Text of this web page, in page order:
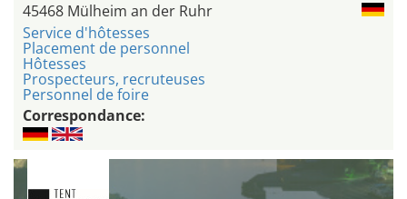
45468 Mülheim an der Ruhr
Service d'hôtesses
Placement de personnel
Hôtesses
Prospecteurs, recruteuses
Personnel de foire
Correspondance: